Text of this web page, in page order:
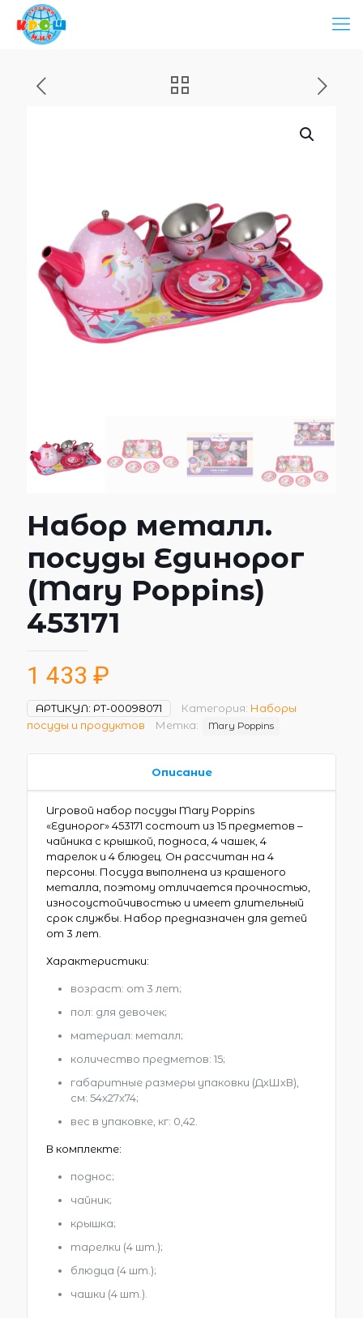
Набор металл.
посуды Единорог
(Mary Poppins)
453171
1 433 ₽
АРТИКУЛ: РТ-00098071 Категория: Наборы
посуды и продуктов
Метка: Mary Poppins
Описание
Игровой набор посуды Mary Poppins
«Единорог» 453171 состоит из 15 предметов –
чайника с крышкой, подноса, 4 чашек, 4
тарелок и 4 блюдец. Он рассчитан на 4
персоны. Посуда выполнена из крашеного
металла, поэтому отличается прочностью,
износоустойчивостью и имеет длительный
срок службы. Набор предназначен для детей
от 3 лет.
Характеристики:
возраст: от 3 лет;
пол: для девочек;
материал: металл;
количество предметов: 15;
габаритные размеры упаковки (ДхШхВ),
см: 54х27х74;
вес в упаковке, кг: 0,42.
В комплекте:
поднос;
чайник;
крышка;
тарелки (4 шт.);
блюдца (4 шт.);
чашки (4 шт.).